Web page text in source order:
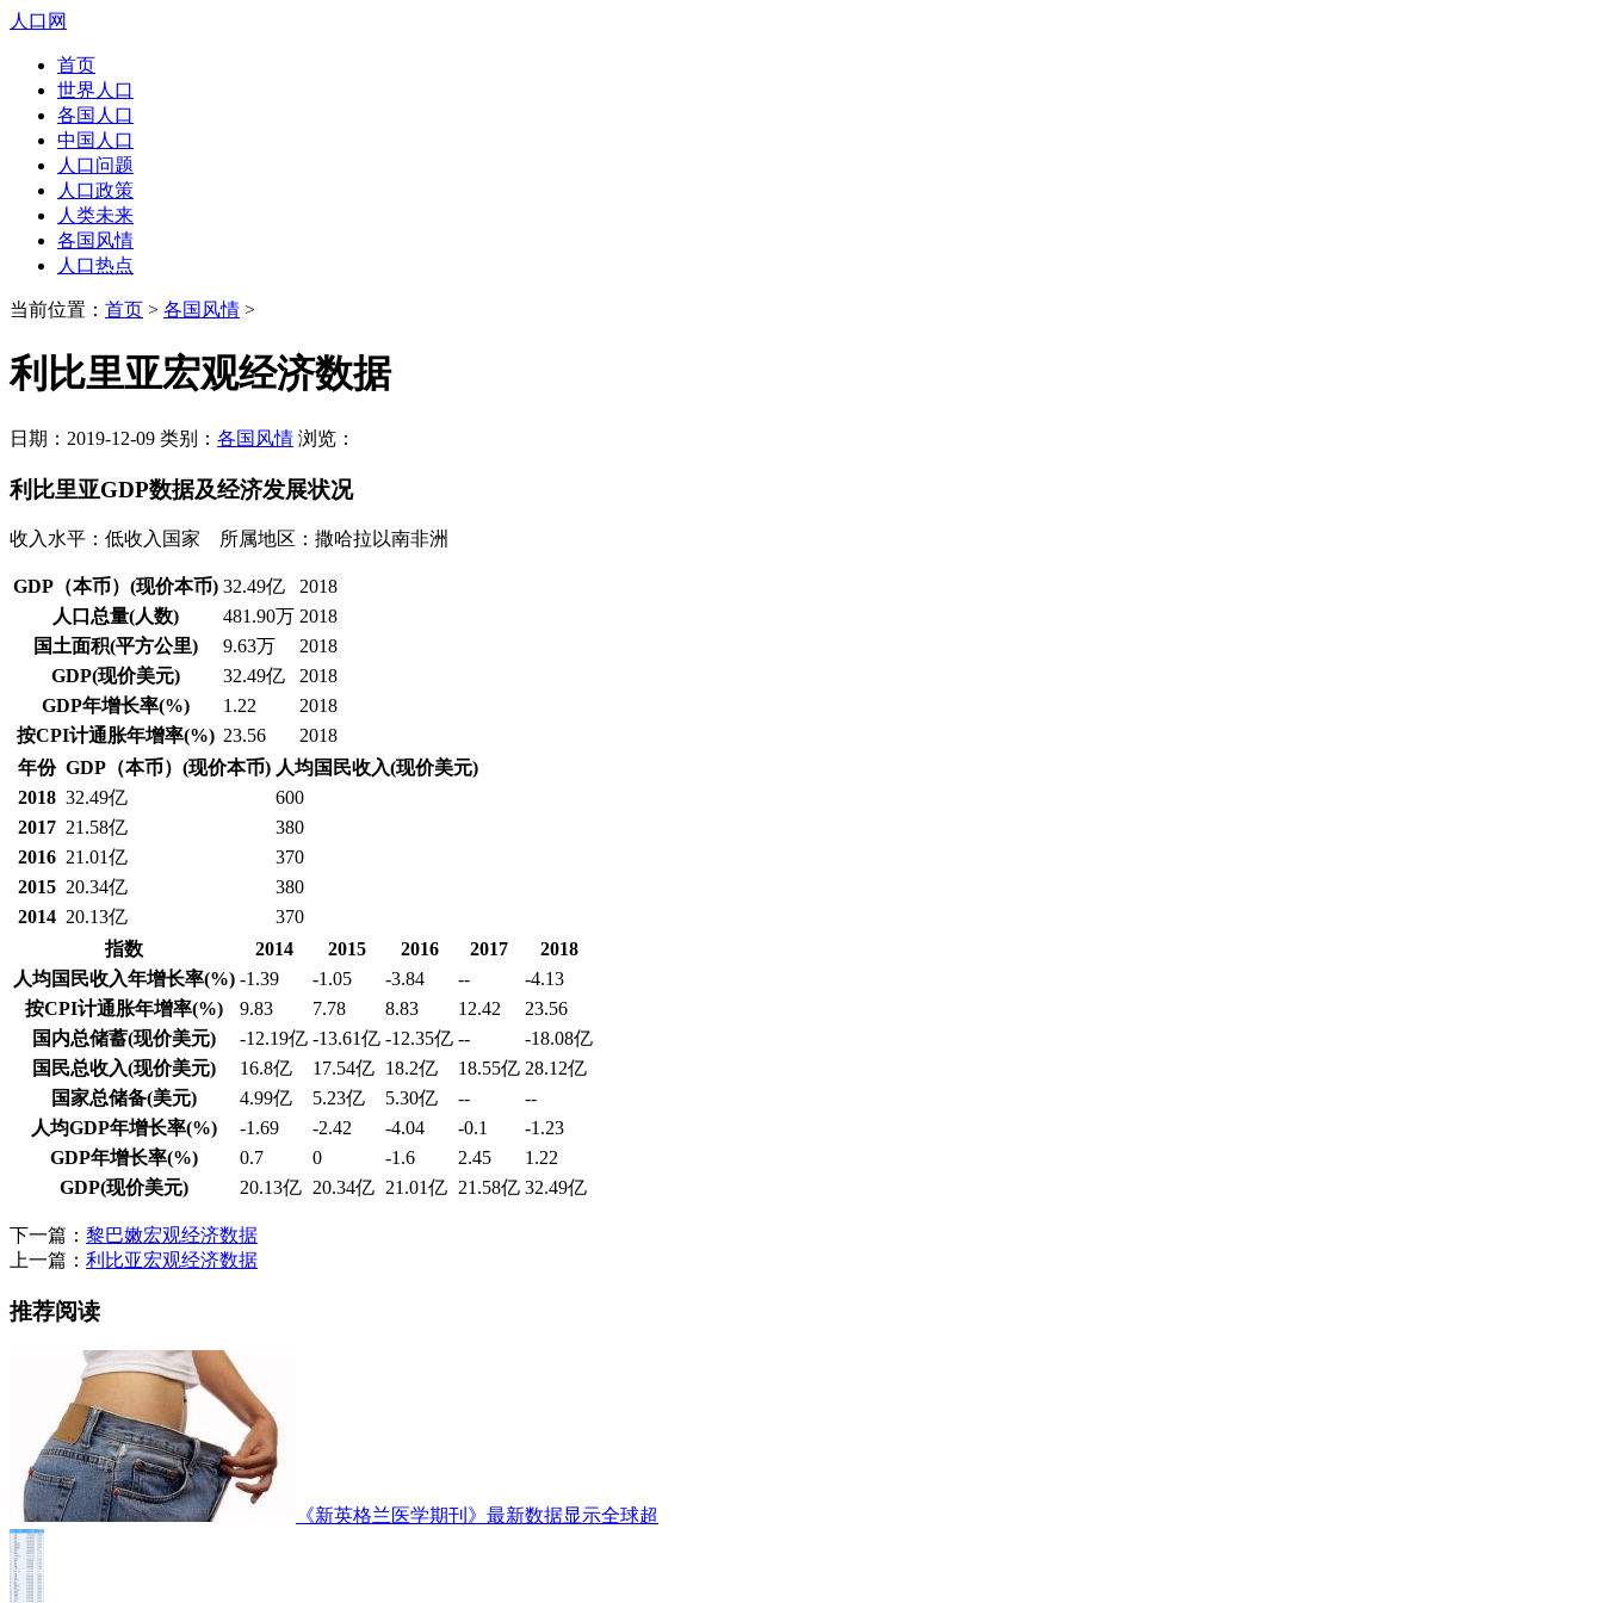
人口网
首页
世界人口
各国人口
中国人口
人口问题
人口政策
人类未来
各国风情
人口热点
当前位置： 首页 > 各国风情 >
利比里亚宏观经济数据
日期：2019-12-09 类别： 各国风情 浏览：
利比里亚GDP数据及经济发展状况
收入水平： 低收入国家 所属地区： 撒哈拉以南非洲
GDP（本币）(现价本币) 32.49亿
2018
人口总量(人数)
481.90万 2018
国土面积(平方公里)
9.63万
2018
GDP(现价美元)
32.49亿
2018
GDP年增长率(%)
1.22
2018
按CPI计通胀年增率(%) 23.56
2018
年份 GDP（本币）(现价本币) 人均国民收入(现价美元)
2018 32.49亿
600
2017 21.58亿
380
2016 21.01亿
370
2015 20.34亿
380
2014 20.13亿
370
指数
2014 2015 2016 2017
2018
人均国民收入年增长率(%) -1.39 -1.05 -3.84 --
-4.13
按CPI计通胀年增率(%)
9.83 7.78 8.83 12.42
23.56
国内总储蓄(现价美元)
-12.19亿 -13.61亿 -12.35亿 --
-18.08亿
国民总收入(现价美元)
16.8亿 17.54亿 18.2亿 18.55亿 28.12亿
国家总储备(美元)
4.99亿 5.23亿 5.30亿 --
--
人均GDP年增长率(%)
-1.69 -2.42 -4.04 -0.1
-1.23
GDP年增长率(%)
0.7 0 -1.6 2.45
1.22
GDP(现价美元)
20.13亿 20.34亿 21.01亿 21.58亿 32.49亿
下一篇： 黎巴嫩宏观经济数据
上一篇： 利比亚宏观经济数据
推荐阅读
《新英格兰医学期刊》最新数据显示全球超